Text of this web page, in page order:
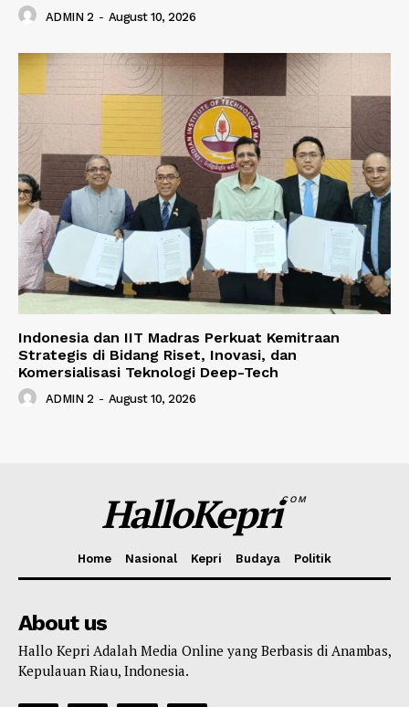
ADMIN 2 - August 10, 2026
Indonesia dan IIT Madras Perkuat Kemitraan
Strategis di Bidang Riset, Inovasi, dan
Komersialisasi Teknologi Deep-Tech
ADMIN 2 - August 10, 2026
HalloKepriCOM
Home Nasional Kepri Budaya Politik
About us
Hallo Kepri Adalah Media Online yang Berbasis di Anambas,
Kepulauan Riau, Indonesia.